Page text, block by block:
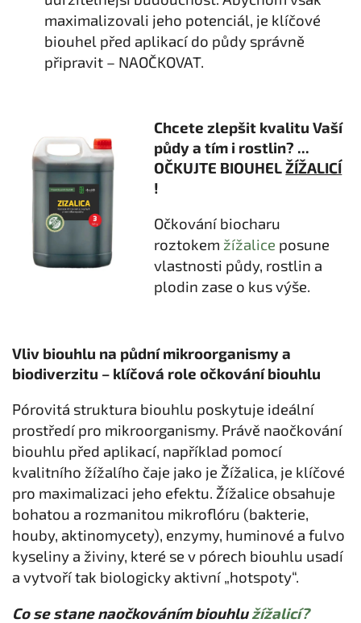
maximalizovali jeho potenciál, je klíčové
biouhel před aplikací do půdy správně
připravit – NAOČKOVAT.
Chcete zlepšit kvalitu Vaší
půdy a tím i rostlin? ...
OČKUJTE BIOUHELŽÍŽALICÍ
!
Očkování biocharu
roztokem žížalice posune
vlastnosti půdy, rostlin a
plodin zase o kus výše.
Vliv biouhlu na půdní mikroorganismy a
biodiverzitu – klíčová role očkování biouhlu
Pórovitá struktura biouhlu poskytuje ideální
prostředí pro mikroorganismy. Právě naočkování
biouhlu před aplikací, například pomocí
kvalitního žížalího čaje jako je Žížalica, je klíčové
pro maximalizaci jeho efektu. Žížalice obsahuje
bohatou a rozmanitou mikroflóru (bakterie,
houby, aktinomycety), enzymy, huminové a fulvo
kyseliny a živiny, které se v pórech biouhlu usadí
a vytvoří tak biologicky aktivní „hotspoty“.
Co se stane naočkováním biouhlužížalicí?